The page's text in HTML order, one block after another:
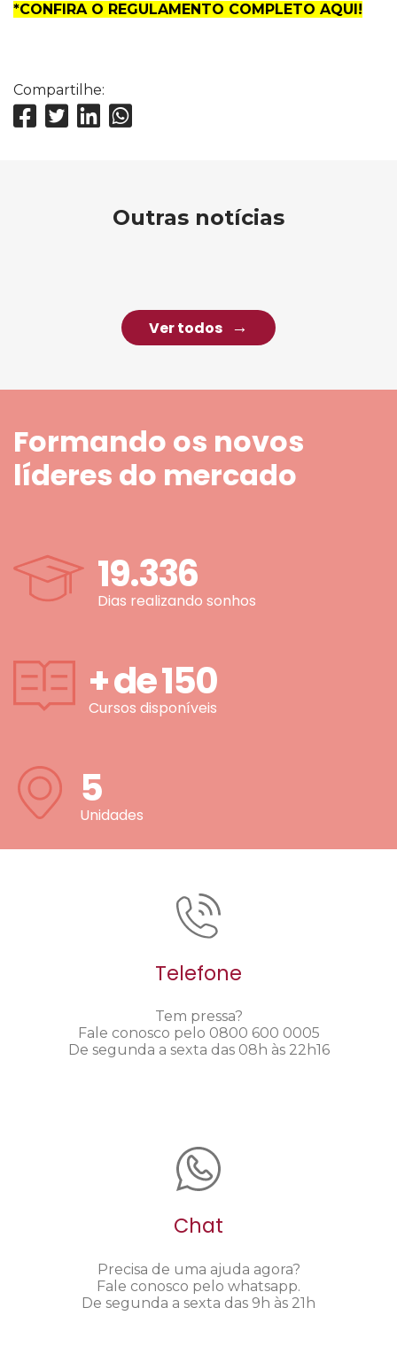
*CONFIRA O REGULAMENTO COMPLETO AQUI!
Compartilhe:
Outras notícias
Ver todos
Formando os novos
líderes do mercado
19.336
Dias realizando sonhos
+ de150
Cursos disponíveis
5
Unidades
Telefone
Tem pressa?
Fale conosco pelo 0800 600 0005
De segunda a sexta das 08h às 22h16
Chat
Precisa de uma ajuda agora?
Fale conosco pelo whatsapp.
De segunda a sexta das 9h às 21h